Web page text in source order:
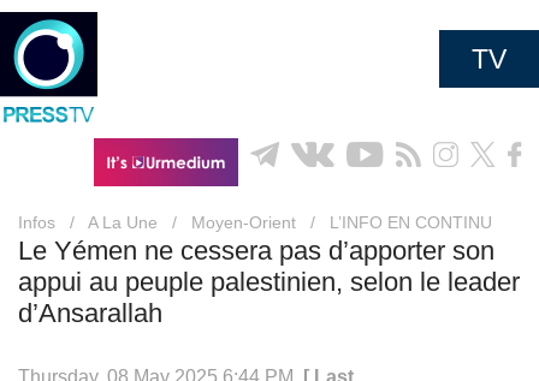
TV
Infos / A La Une / Moyen-Orient / L’INFO EN CONTINU
Le Yémen ne cessera pas d’apporter son
appui au peuple palestinien, selon le leader
d’Ansarallah
Thursday, 08 May 2025 6:44 PM
[ Last